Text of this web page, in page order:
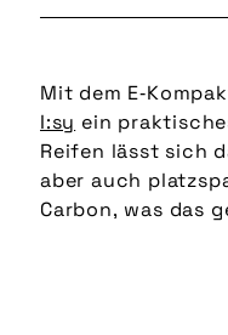
Mit dem
I:sy ein
Reifen lässt sich
aber auch
Carbon, was das
von Bosch
545 Wattstunden.
tiefem Durchstieg